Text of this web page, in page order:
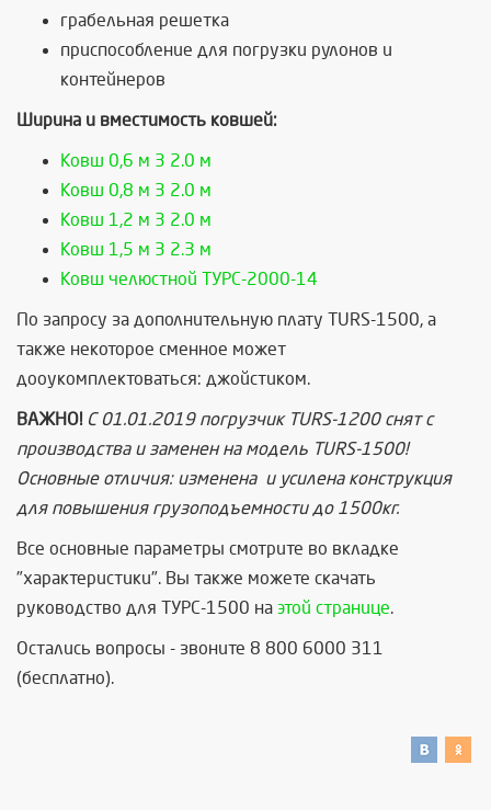
грабельная решетка
приспособление для погрузки рулонов и
контейнеров
Ширина и вместимость ковшей:
Ковш 0,6 м 3 2.0 м
Ковш 0,8 м 3 2.0 м
Ковш 1,2 м 3 2.0 м
Ковш 1,5 м 3 2.3 м
Ковш челюстной ТУРС-2000-14
По запросу за дополнительную плату TURS-1500, а
также некоторое сменное может
дооукомплектоваться: джойстиком.
ВАЖНО! С 01.01.2019 погрузчик TURS-1200 снят с
производства и заменен на модель TURS-1500!
Основные отличия: изменена и усилена конструкция
для повышения грузоподъемности до 1500кг.
Все основные параметры смотрите во вкладке
"характеристики". Вы также можете скачать
руководство для ТУРС-1500 на этой странице.
Остались вопросы - звоните 8 800 6000 311
(бесплатно).